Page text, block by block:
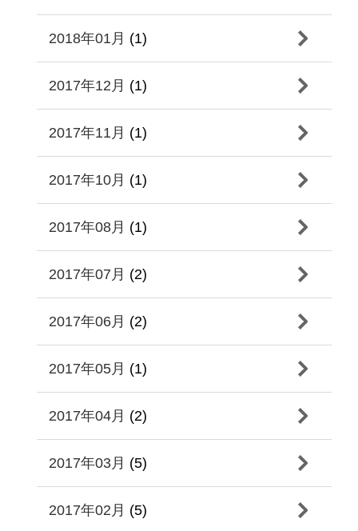
2018年01月 (1)
2017年12月 (1)
2017年11月 (1)
2017年10月 (1)
2017年08月 (1)
2017年07月 (2)
2017年06月 (2)
2017年05月 (1)
2017年04月 (2)
2017年03月 (5)
2017年02月 (5)